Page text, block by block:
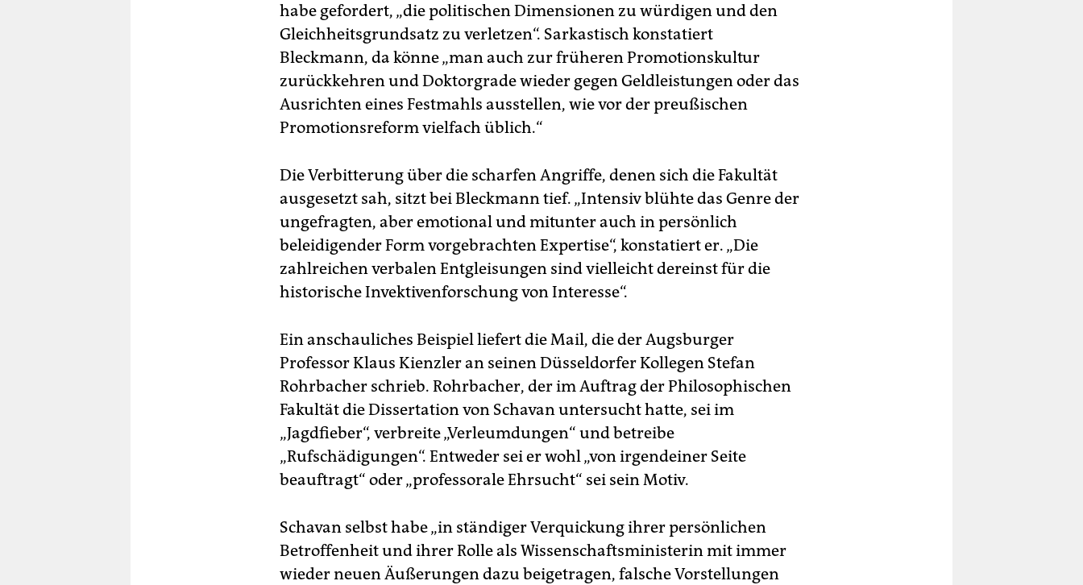
habe gefordert, „die politischen Dimensionen zu würdigen und den
Gleichheitsgrundsatz zu verletzen“. Sarkastisch konstatiert
Bleckmann, da könne „man auch zur früheren Promotionskultur
zurückkehren und Doktorgrade wieder gegen Geldleistungen oder das
Ausrichten eines Festmahls ausstellen, wie vor der preußischen
Promotionsreform vielfach üblich.“
Die Verbitterung über die scharfen Angriffe, denen sich die Fakultät
ausgesetzt sah, sitzt bei Bleckmann tief. „Intensiv blühte das Genre der
ungefragten, aber emotional und mitunter auch in persönlich
beleidigender Form vorgebrachten Expertise“, konstatiert er. „Die
zahlreichen verbalen Entgleisungen sind vielleicht dereinst für die
historische Invektivenforschung von Interesse“.
Ein anschauliches Beispiel liefert die Mail, die der Augsburger
Professor Klaus Kienzler an seinen Düsseldorfer Kollegen Stefan
Rohrbacher schrieb. Rohrbacher, der im Auftrag der Philosophischen
Fakultät die Dissertation von Schavan untersucht hatte, sei im
„Jagdfieber“, verbreite „Verleumdungen“ und betreibe
„Rufschädigungen“. Entweder sei er wohl „von irgendeiner Seite
beauftragt“ oder „professorale Ehrsucht“ sei sein Motiv.
Schavan selbst habe „in ständiger Verquickung ihrer persönlichen
Betroffenheit und ihrer Rolle als Wissenschaftsministerin mit immer
wieder neuen Äußerungen dazu beigetragen, falsche Vorstellungen